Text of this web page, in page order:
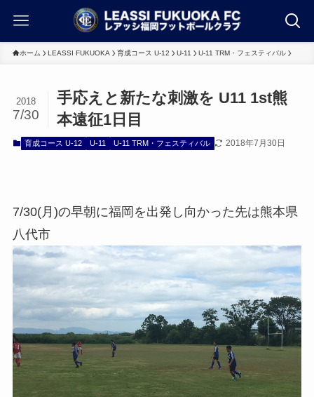
ホーム LEASSI FUKUOKA 育成コース U-12 U-11 U-11 TRM・フェスティバル
手応えと新たな刺激を U11 1st熊
本遠征1日目
2018
7/30
育成コース U-12 U-11 U-11 TRM・フェスティバル 2018年7月30日
7/30(月)の早朝に福岡を出発し向かった先は熊本県
八代市